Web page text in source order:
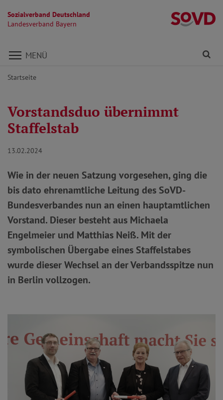
Sozialverband Deutschland
Landesverband Bayern
Direkt zu den Inhalten springen
MENÜ
Startseite
Vorstandsduo übernimmt
Staffelstab
13.02.2024
Wie in der neuen Satzung vorgesehen, ging die
bis dato ehrenamtliche Leitung des SoVD-
Bundesverbandes nun an einen hauptamtlichen
Vorstand. Dieser besteht aus Michaela
Engelmeier und Matthias Neiß. Mit der
symbolischen Übergabe eines Staffelstabes
wurde dieser Wechsel an der Verbandsspitze nun
in Berlin vollzogen.